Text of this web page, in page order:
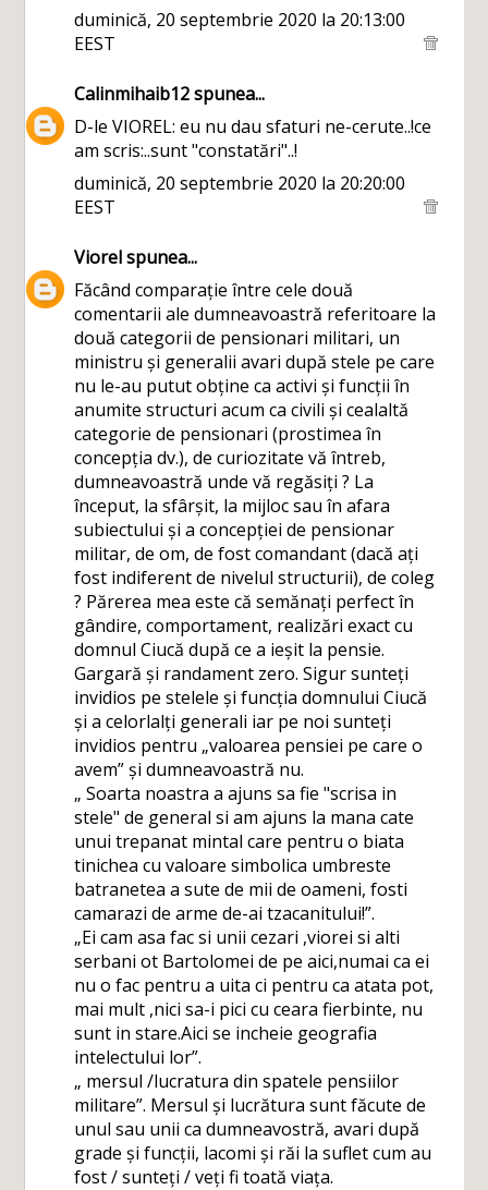
duminică, 20 septembrie 2020 la 20:13:00
EEST
Calinmihaib12spunea...
D-le VIOREL: eu nu dau sfaturi ne-cerute..!ce
am scris:..sunt "constatări"..!
duminică, 20 septembrie 2020 la 20:20:00
EEST
Viorelspunea...
Făcând comparație între cele două
comentarii ale dumneavoastră referitoare la
două categorii de pensionari militari, un
ministru și generalii avari după stele pe care
nu le-au putut obține ca activi și funcții în
anumite structuri acum ca civili și cealaltă
categorie de pensionari (prostimea în
concepția dv.), de curiozitate vă întreb,
dumneavoastră unde vă regăsiți ? La
început, la sfârșit, la mijloc sau în afara
subiectului și a concepției de pensionar
militar, de om, de fost comandant (dacă ați
fost indiferent de nivelul structurii), de coleg
? Părerea mea este că semănați perfect în
gândire, comportament, realizări exact cu
domnul Ciucă după ce a ieșit la pensie.
Gargară și randament zero. Sigur sunteți
invidios pe stelele și funcția domnului Ciucă
și a celorlalți generali iar pe noi sunteți
invidios pentru „valoarea pensiei pe care o
avem” și dumneavoastră nu.
„ Soarta noastra a ajuns sa fie "scrisa in
stele" de general si am ajuns la mana cate
unui trepanat mintal care pentru o biata
tinichea cu valoare simbolica umbreste
batranetea a sute de mii de oameni, fosti
camarazi de arme de-ai tzacanitului!”.
„Ei cam asa fac si unii cezari ,viorei si alti
serbani ot Bartolomei de pe aici,numai ca ei
nu o fac pentru a uita ci pentru ca atata pot,
mai mult ,nici sa-i pici cu ceara fierbinte, nu
sunt in stare.Aici se incheie geografia
intelectului lor”.
„ mersul /lucratura din spatele pensiilor
militare”. Mersul și lucrătura sunt făcute de
unul sau unii ca dumneavostră, avari după
grade și funcții, lacomi și răi la suflet cum au
fost / sunteți / veți fi toată viața.